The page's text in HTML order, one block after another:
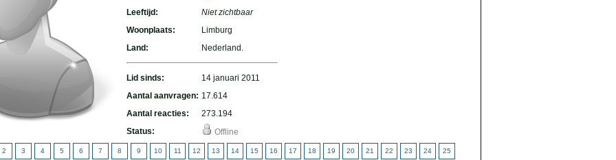
Leeftijd:
Niet zichtbaar
Woonplaats:
Limburg
Land:
Nederland.
Lid sinds:
14 januari 2011
Aantal aanvragen: 17.614
Aantal reacties:
273.194
Status:
Offline
2 3 4 5 6 7 8 9 10 11 12 13 14 15 16 17 18 19 20 21 22 23 24 25